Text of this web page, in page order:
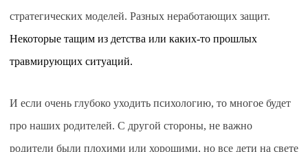
стратегических моделей. Разных неработающих защит.
Некоторые тащим из детства или каких-то прошлых
травмирующих ситуаций.
И если очень глубоко уходить психологию, то многое будет
про наших родителей. С другой стороны, не важно
родители были плохими или хорошими, но все дети на свете